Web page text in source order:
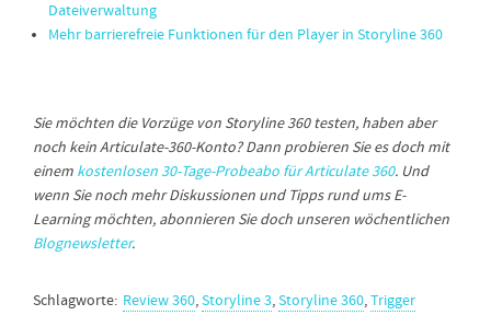
Dateiverwaltung
Mehr barrierefreie Funktionen für den Player in Storyline 360
Sie möchten die Vorzüge von Storyline 360 testen, haben aber
noch kein Articulate-360-Konto? Dann probieren Sie es doch mit
einem kostenlosen 30-Tage-Probeabo für Articulate 360. Und
wenn Sie noch mehr Diskussionen und Tipps rund ums E-
Learning möchten, abonnieren Sie doch unseren wöchentlichen
Blognewsletter.
Schlagworte: Review 360,Storyline 3,Storyline 360,Trigger